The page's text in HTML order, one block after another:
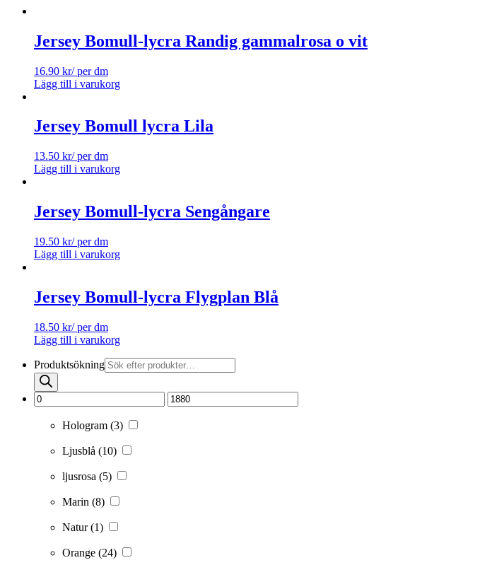
Jersey Bomull-lycra Randig gammalrosa o vit
16.90 kr/ per dm
Lägg till i varukorg
Jersey Bomull lycra Lila
13.50 kr/ per dm
Lägg till i varukorg
Jersey Bomull-lycra Sengångare
19.50 kr/ per dm
Lägg till i varukorg
Jersey Bomull-lycra Flygplan Blå
18.50 kr/ per dm
Lägg till i varukorg
Produktsökning
Hologram (3)
Ljusblå (10)
ljusrosa (5)
Marin (8)
Natur(1)
Orange (24)